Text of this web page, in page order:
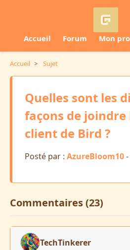
Accueil Forum Mon
Accueil > Sujet
Quelles sont les
façons de joindre
client de Bird ?
Posté par : AzureBloom10
Commentaires (23)
TechTinkerer